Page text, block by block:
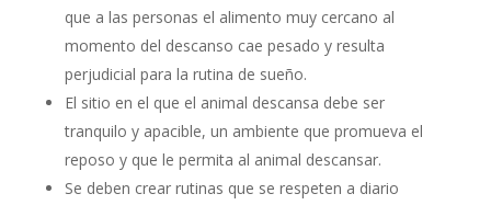
que a las personas el alimento muy cercano al
momento del descanso cae pesado y resulta
perjudicial para la rutina de sueño.
El sitio en el que el animal descansa debe ser
tranquilo y apacible, un ambiente que promueva el
reposo y que le permita al animal descansar.
Se deben crear rutinas que se respeten a diario